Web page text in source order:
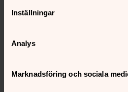
Inställningar
Analys
Marknadsföring och sociala